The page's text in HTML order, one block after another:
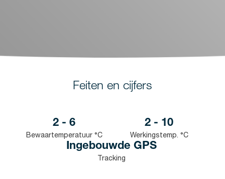
Feiten en cijfers
2 - 6
Bewaartemperatuur °C
2 - 10
Werkingstemp. °C
Ingebouwde GPS
Tracking